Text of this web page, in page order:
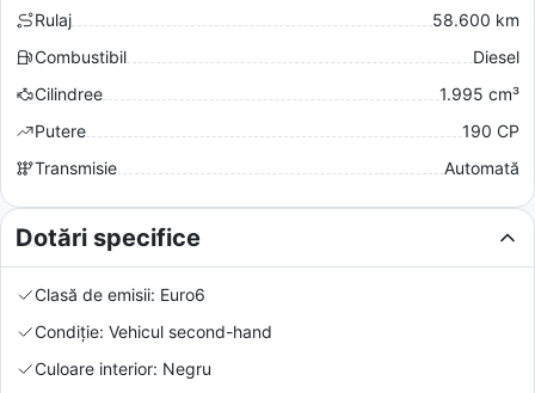
Rulaj
58.600 km
Combustibil
Diesel
Cilindree
1.995 cm³
Putere
190 CP
Transmisie
Automată
Dotări specifice
Clasă de emisii: Euro6
Condiție: Vehicul second-hand
Culoare interior: Negru